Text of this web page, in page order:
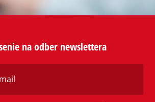
na odber newslettera